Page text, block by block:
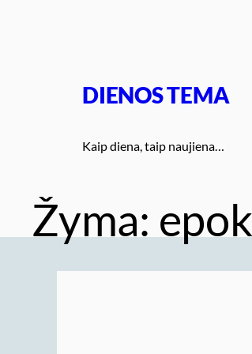
DIENOS TEMA
Kaip diena, taip naujiena…
Žyma: